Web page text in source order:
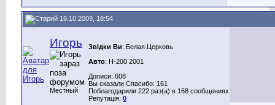
16.10.2009, 18:54
Игорь
Местный
Звідки Ви: Белая Церковь
Авто: H-200 2001
Дописи: 608
Вы сказали Спасибо: 161
Поблагодарили 222 раз(а) в 168 сообщениях
Репутація: 0